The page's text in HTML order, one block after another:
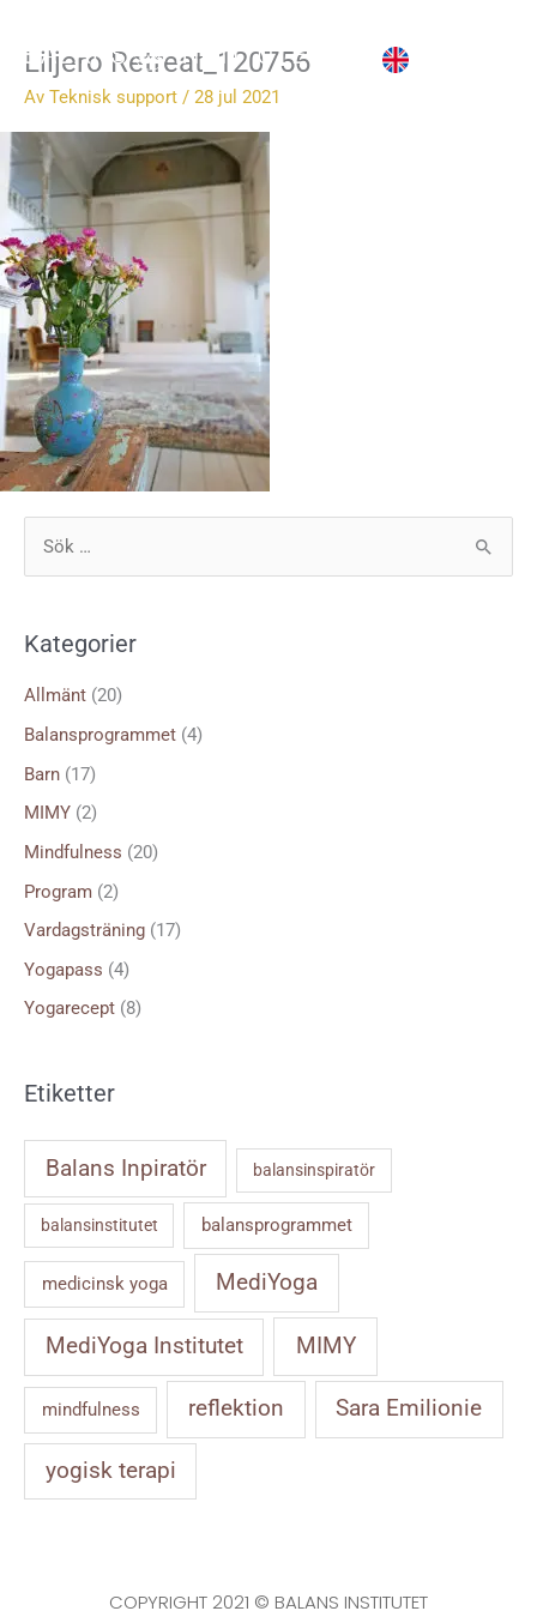
innehållLiljero Retreat_120756
Av Teknisk support / 28 jul 2021
e
f
t
Kategorier
Allmänt (20)
Balansprogrammet (4)
Barn (17)
MIMY (2)
Mindfulness (20)
Program (2)
Vardagsträning (17)
Yogapass (4)
Yogarecept (8)
Etiketter
Balans Inpiratör balansinspiratör
balansinstitutet balansprogrammet
medicinsk yoga MediYoga
MediYoga Institutet MIMY
mindfulness reflektion Sara Emilionie
yogisk terapi
COPYRIGHT 2021 © BALANS INSTITUTET